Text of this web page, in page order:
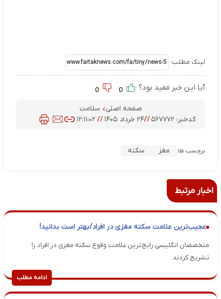
لینک مطلب:
آیا این خبر مفید بود؟
صفحه اصلی
سلامت
کدخبر:۵۶۷۷۷۲ //۲۴ خرداد ۱۴۰۵ //۱۲:۱۱:۰۲
برچسب ها: مغز سکته
اخبار مرتبط
عجیب‌ترین علامت سکته مغزی در افراد/بهتر است بدانید!
متخصصان انگلیسی رایج‌ترین علامت وقوع سکته مغزی در افراد را
تشریح کردند.
ادامه مطلب